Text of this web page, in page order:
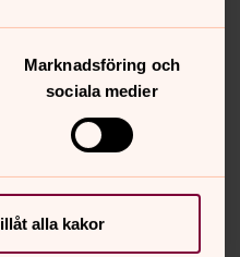
Marknadsföring och
sociala medier
alla kakor